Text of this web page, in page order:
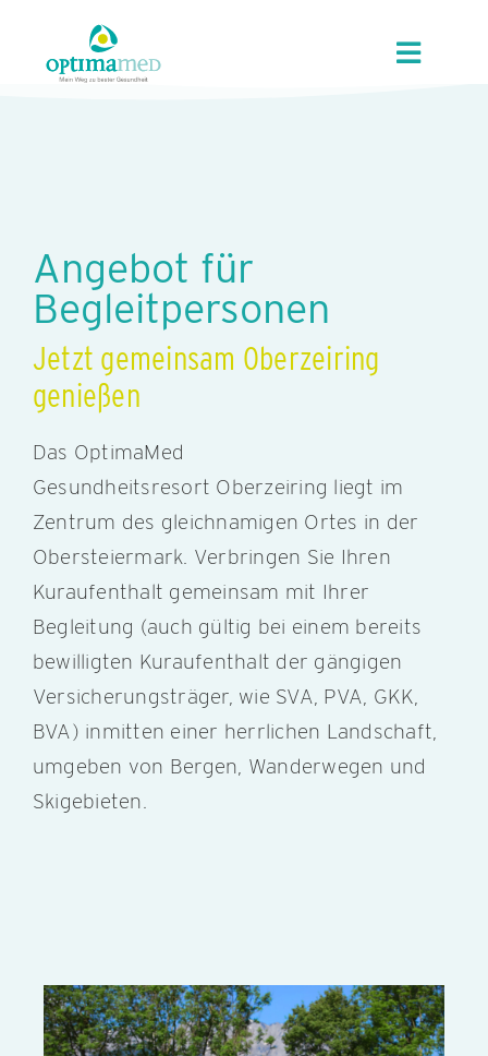
content
Toggle
REGION
KUR/GVA
KARRIERE
KONTAKT
Angebot für
Begleitpersonen
Jetzt gemeinsam Oberzeiring
genießen
Das OptimaMed
Gesundheitsresort Oberzeiring liegt im
Zentrum des gleichnamigen Ortes in der
Obersteiermark. Verbringen Sie Ihren
Kuraufenthalt gemeinsam mit Ihrer
Begleitung (auch gültig bei einem bereits
bewilligten Kuraufenthalt der gängigen
Versicherungsträger, wie SVA, PVA, GKK,
BVA) inmitten einer herrlichen Landschaft,
umgeben von Bergen, Wanderwegen und
Skigebieten.